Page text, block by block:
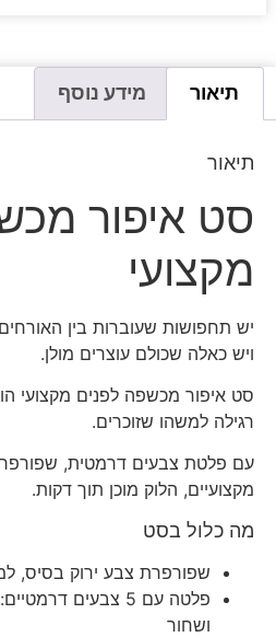
תיאור מידע נוסף
תיאור
סט איפור
מקצועי
יש תחפושות שעוברות בין
ויש כאלה שכולם עוצרים מולן.
סט איפור מכשפה לפנים מקצועי
רגילה למשהו שזוכרים.
עם פלטת צבעים דרמטית,
מקצועיים, הלוק מוכן תוך דקות.
מה כלול בסט
שפורפרת צבע ירוק בסיס,
פלטה עם 5 צבעים
ושחור